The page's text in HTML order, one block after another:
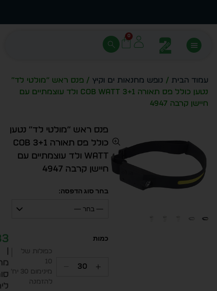
0
עמוד הבית / נופש מחנאות ים וקיץ / פנס ראש “מולטי לד”
נטען כולל פס תאורה 3+1 COB WATT ולד עוצמתיים עם
חיישן קרבה 4947
פנס ראש “מולטי לד” נטען
כולל פס תאורה 3+1 COB
WATT ולד עוצמתיים עם
חיישן קרבה 4947
בחר סוג הדפסה:
— בחר —
כפולות של
10
מינימום 30 יח׳
להזמנה